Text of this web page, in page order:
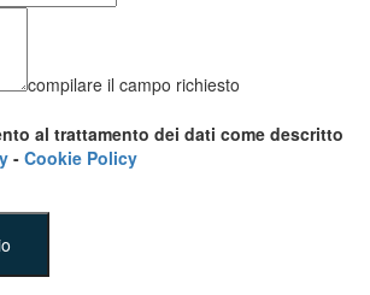
compilare il campo richiesto
al trattamento dei dati come descritto
- Cookie Policy